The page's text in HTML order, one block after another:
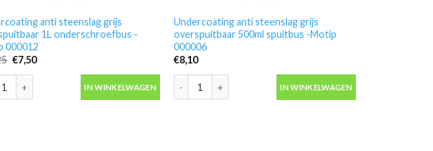
aantal
anti steenslag grijs
1L onderschroefbus -
000012
Oorspronkelijke
prijs
was:
€10,25.
€7,50Huidige
IN WINKELWAGEN
Undercoating anti steenslag grijs
overspuitbaar 500ml spuitbus -Motip
000006
€8,10
IN WINKELWAGEN